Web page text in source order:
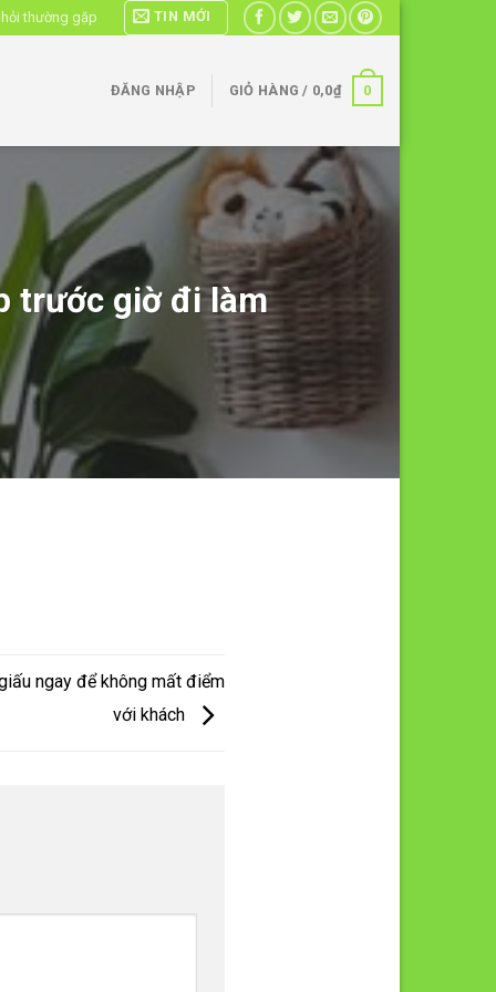
hỏi thường gặp TIN MỚI
ĐĂNG NHẬP GIỎ HÀNG / 0,0₫ 0
trước giờ đi làm
ngay để không mất điểm
với khách